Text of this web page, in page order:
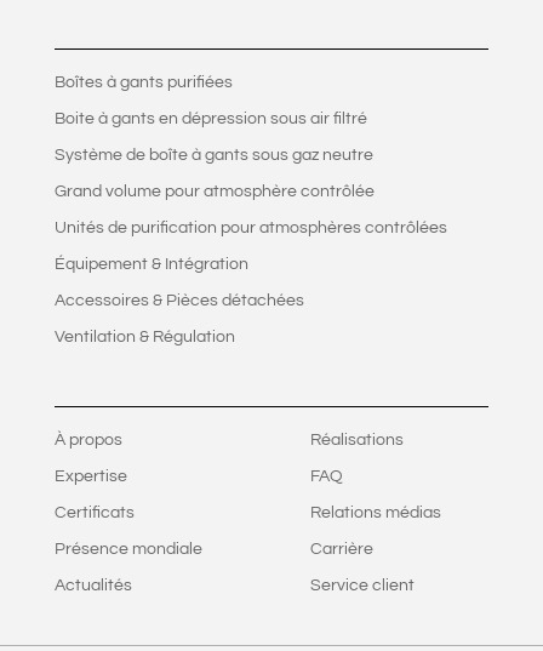
Boîtes à gants purifiées
Boite à gants en dépression sous air filtré
Système de boîte à gants sous gaz neutre
Grand volume pour atmosphère contrôlée
Unités de purification pour atmosphères contrôlées
Équipement & Intégration
Accessoires & Pièces détachées
Ventilation & Régulation
À propos
Expertise
Certificats
Présence mondiale
Actualités
Réalisations
FAQ
Relations médias
Carrière
Service client